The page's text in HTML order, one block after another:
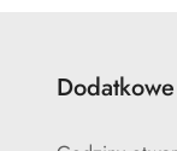
Dodatkowe